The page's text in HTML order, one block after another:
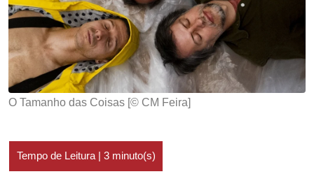
O Tamanho das Coisas [© CM Feira]